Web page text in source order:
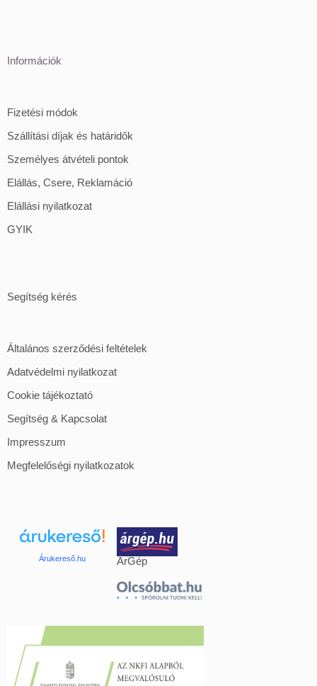
Információk
Fizetési módok
Szállítási díjak és határidők
Személyes átvételi pontok
Elállás, Csere, Reklamáció
Elállási nyilatkozat
GYIK
Segítség kérés
Általános szerződési feltételek
Adatvédelmi nyilatkozat
Cookie tájékoztató
Segítség & Kapcsolat
Impresszum
Megfelelőségi nyilatkozatok
Árukereső.hu ÁrGép